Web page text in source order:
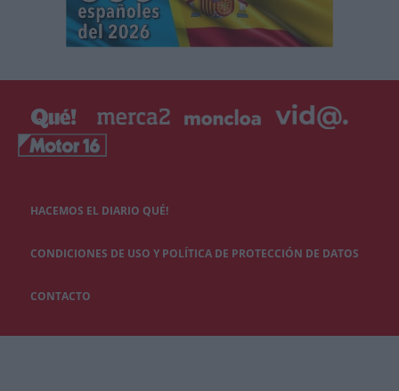
HACEMOS EL DIARIO QUÉ!
CONDICIONES DE USO Y POLÍTICA DE PROTECCIÓN DE DATOS
CONTACTO